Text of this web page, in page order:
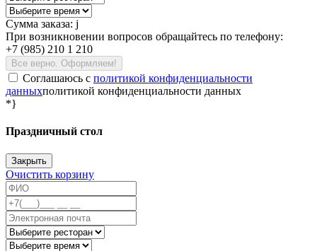
Сумма заказа: j
При возникновении вопросов обращайтесь по телефону:
+7 (985) 210 1 210
Все верно. Оформляем!
Соглашаюсь c политикой конфиденциальности
данныхполитикой конфиденциальности данных
*}
Праздничный стол
Закрыть
Очистить корзину